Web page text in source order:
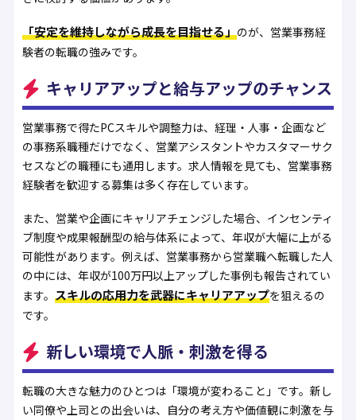
「安定を維持しながら成長を目指せる」のが、営業事務経
験者の転職の強みです。
キャリアアップと給与アップのチャンス
営業事務で得たPCスキルや調整力は、経理・人事・企画など
の事務系職種だけでなく、営業アシスタントやカスタマーサク
セスなどの職種にも通用します。求人情報を見ても、営業事務
経験者を歓迎する募集は多く存在しています。
また、営業や企画にキャリアチェンジした場合、インセンティ
ブ制度や成果報酬型の給与体系によって、年収が大幅に上がる
可能性があります。例えば、営業事務から営業職へ転職した人
の中には、年収が100万円以上アップした事例も報告されてい
ます。 スキルの応用力を武器にキャリアアップを狙えるの
です。
新しい環境で人脈・刺激を得る
転職の大きな魅力のひとつは「環境が変わること」です。新し
い同僚や上司との出会いは、自分の考え方や価値観に刺激を与